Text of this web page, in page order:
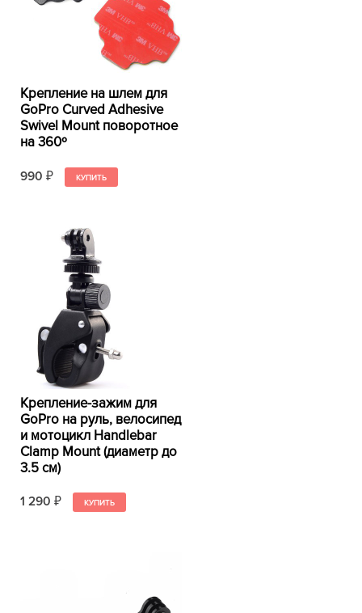
Крепление на шлем для
GoPro Curved Adhesive
Swivel Mount поворотноe
на 360º
990 ₽
Крепление-зажим для
GoPro на руль, велосипед
и мотоцикл Handlebar
Clamp Mount (диаметр до
3.5 см)
1 290 ₽